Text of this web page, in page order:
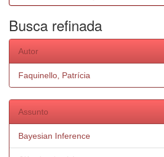
Busca refinada
Autor
Faquinello, Patrícia
Assunto
Bayesian Inference